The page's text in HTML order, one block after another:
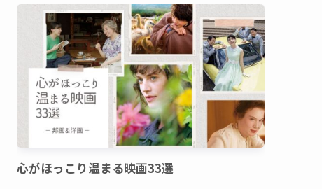
心がほっこり温まる映画33選